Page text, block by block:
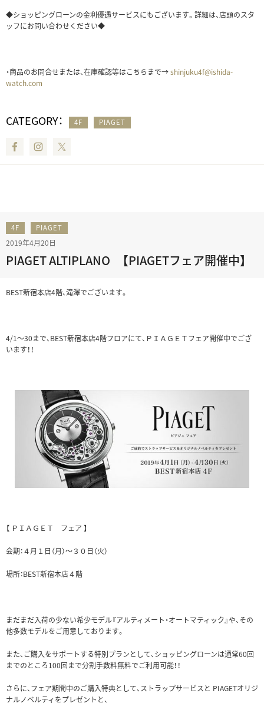
◆ショッピングローンの金利優遇サービスにもございます。詳細は、店頭のスタ
ッフにお問い合わせください◆
・商品のお問合せまたは、在庫確認等はこちらまで→shinjuku4f@ishida-
watch.com
CATEGORY： 4F PIAGET
FacebookInstagram
4F PIAGET
2019年4月20日
PIAGET ALTIPLANO 【PIAGETフェア開催中】
BEST新宿本店4階、滝澤でございます。
4/1～30まで、BEST新宿本店4階フロアにて、ＰＩＡＧＥＴフェア開催中でござ
います！！
【 ＰＩＡＧＥＴ フェア 】
会期：４月１日（月）～３０日（火）
場所：BEST新宿本店４階
まだまだ入荷の少ない希少モデル『アルティメート・オートマティック』や、その
他多数モデルをご用意しております。
また、ご購入をサポートする特別プランとして、ショッピングローンは通常60回
までのところ100回まで分割手数料無料でご利用可能！！
さらに、フェア期間中のご購入特典として、ストラップサービスと PIAGETオリジ
ナルノベルティをプレゼントと、